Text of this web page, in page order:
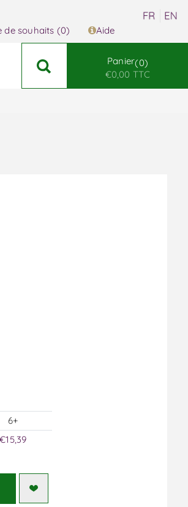
de souhaits (0) Aide
Panier 0
€0,00 TTC
6+
€15,39